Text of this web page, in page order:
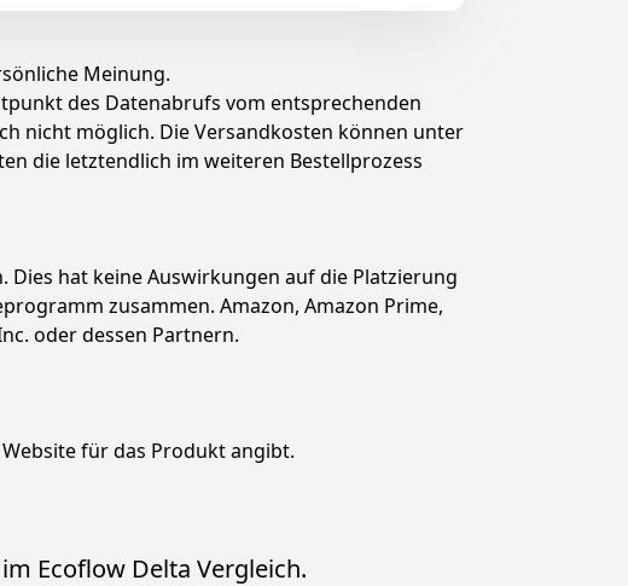
Meinung.
des Datenabrufs vom entsprechenden
nicht möglich. Die Versandkosten können unter
die letztendlich im weiteren Bestellprozess
Dies hat keine Auswirkungen auf die Platzierung
zusammen. Amazon, Amazon Prime,
oder dessen Partnern.
für das Produkt angibt.
Ecoflow Delta Vergleich.